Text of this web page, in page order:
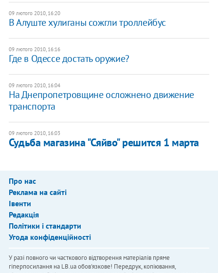
09 лютого 2010, 16:20
В Алуште хулиганы сожгли троллейбус
09 лютого 2010, 16:16
Где в Одессе достать оружие?
09 лютого 2010, 16:04
На Днепропетровщине осложнено движение
транспорта
09 лютого 2010, 16:03
Судьба магазина "Сяйво" решится 1 марта
Про нас
Реклама на сайті
Івенти
Редакція
Політики і стандарти
Угода конфіденційності
У разі повного чи часткового відтворення матеріалів пряме
гіперпосилання на LB.ua обов'язкове! Передрук, копіювання,